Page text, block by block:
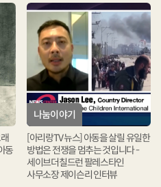
동
나눔이야기
[아리랑TV 뉴스] 아동을 살릴 유일한
방법은 전쟁을 멈추는 것입니다 -
세이브더칠드런 팔레스타인
사무소장 제이슨리 인터뷰
과 이야기가 궁금하세요?
과 이야기가 궁금하세요?
동
나눔이야기
[아리랑TV 뉴스] 아동을 살릴 유일한
방법은 전쟁을 멈추는 것입니다 -
세이브더칠드런 팔레스타인
사무소장 제이슨리 인터뷰
과 이야기가 궁금하세요?
과 이야기가 궁금하세요?